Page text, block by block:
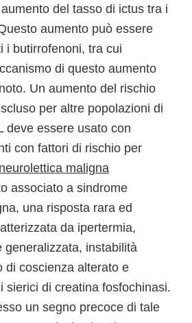
del tasso di ictus tra i
aumento può essere
i butirrofenoni, tra cui
di questo aumento
Un aumento del rischio
per altre popolazioni di
deve essere usato con
con fattori di rischio per
maligna
associato a sindrome
una risposta rara ed
da ipertermia,
generalizzata, instabilità
di coscienza alterato e
sierici di creatina fosfochinasi.
un segno precoce di tale